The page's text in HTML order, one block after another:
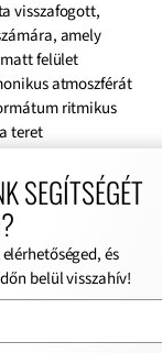
visszafogott,
amely
matt felület
atmoszférát
ritmikus
teret
Grey
fa,
működik,
Ez a
aktív
és
teret ad a
SEGÍTSÉGÉT
és
belül visszahív!